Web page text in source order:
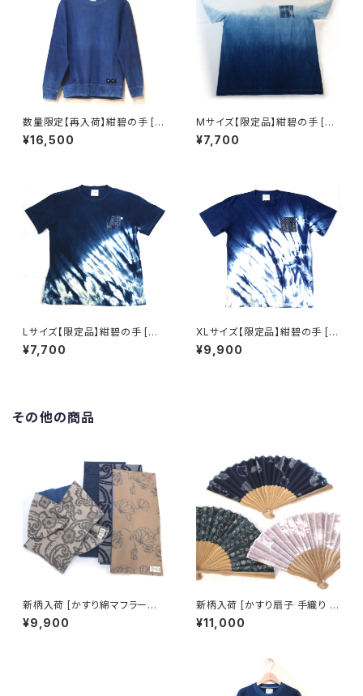
数量限定【再入荷】紺碧の手 [天
然藍染スウェット] M・L ※職人
手染め
¥16,500
Mサイズ【限定品】紺碧の手 [天
然藍染 Tシャツ] 半袖 グラデー
ション※職人手染め
¥7,700
Lサイズ【限定品】紺碧の手 [天
然藍染 Tシャツ] 半袖 片側絞り
染め(左脇から裾)※職人手染め
¥7,700
XLサイズ【限定品】紺碧の手 [天
然藍染 Tシャツ] 半袖 片側絞り
染め(左脇から裾) ※職人手染め
¥9,900
その他の商品
新柄入荷 [かすり綿マフラー※
片側の穴に通すタイプ] 全4柄
久留米絣×天然藍染ガーゼ 池田
¥9,900
新柄入荷 [かすり扇子 手織り ヨ
コ絣] 久留米絣 全4柄 池田絣工
房 ※桐箱入り可(別途200円)
¥11,000